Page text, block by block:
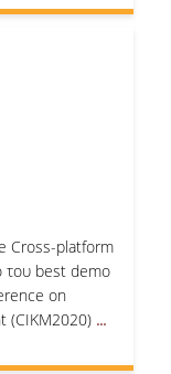
Cross-platform
του best demo
on
(CIKM2020) ...